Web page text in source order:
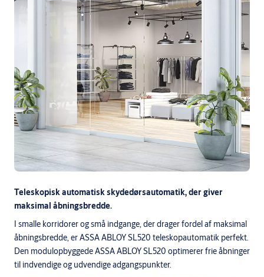
Teleskopisk automatisk skydedørsautomatik, der giver
maksimal åbningsbredde.
I smalle korridorer og små indgange, der drager fordel af maksimal
åbningsbredde, er ASSA ABLOY SL520 teleskopautomatik perfekt.
Den modulopbyggede ASSA ABLOY SL520 optimerer frie åbninger
til indvendige og udvendige adgangspunkter.